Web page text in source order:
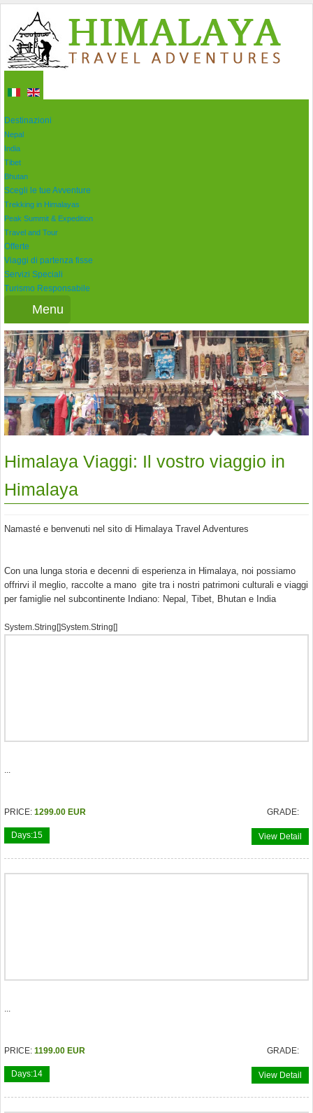
Destinazioni
Nepal
India
Tibet
Bhutan
Scegli le tue Avventure
Trekking in Himalayas
Peak Summit & Expedition
Travel and Tour
Offerte
Viaggi di partenza fisse
Servizi Speciali
Turismo Responsabile
Menu
Himalaya Viaggi: Il vostro viaggio in
Himalaya
Namasté e benvenuti nel sito di Himalaya Travel Adventures
Con una lunga storia e decenni di esperienza in Himalaya, noi possiamo
offrirvi il meglio, raccolte a mano gite tra i nostri patrimoni culturali e viaggi
per famiglie nel subcontinente Indiano: Nepal, Tibet, Bhutan e India
System.String[]System.String[]
...
PRICE: 1299.00 EUR GRADE:
Days:15 View Detail
...
PRICE: 1199.00 EUR GRADE:
Days:14 View Detail